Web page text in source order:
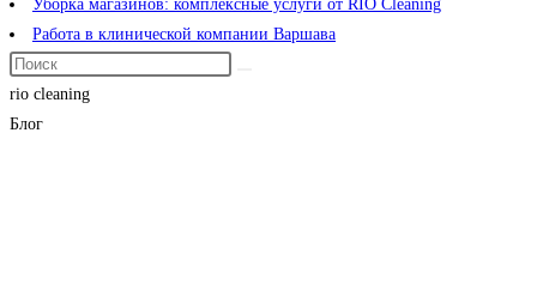
Уборка магазинов: комплексные услуги от RIO Cleaning
Работа в клинической компании Варшава
rio cleaning
Блог